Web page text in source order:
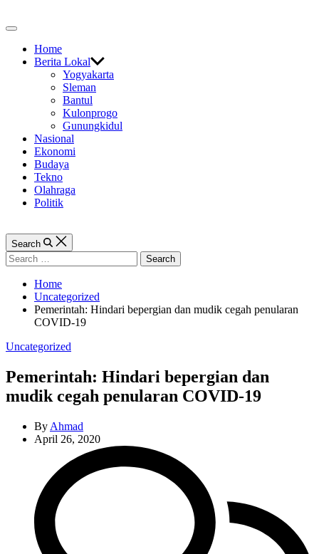
to
Off
CanvasHome
Berita Lokal
Yogyakarta
Sleman
Bantul
Kulonprogo
Gunungkidul
Nasional
Ekonomi
Budaya
Tekno
Olahraga
Politik
Search
Search
for:
Home
Uncategorized
Pemerintah: Hindari bepergian dan mudik cegah penularan
COVID-19
Categories
Uncategorized
Pemerintah: Hindari bepergian dan
mudik cegah penularan COVID-19
By Ahmad
April 26, 2020